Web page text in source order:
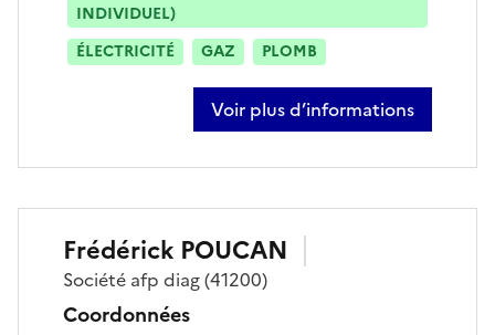
INDIVIDUEL)
ÉLECTRICITÉ
GAZ PLOMB
Voir plus d’informations
sur dominique kajsza
Frédérick POUCAN
Société afp diag(41200)
Coordonnées